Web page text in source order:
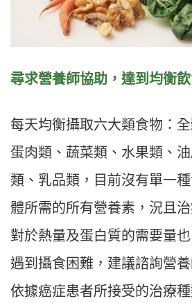
尋求營養師協助，達到均衡
每天均衡攝取六大類食物：
蛋肉類、蔬菜類、水果類、
類、乳品類，目前沒有單一
體所需的所有營養素，況且
對於熱量及蛋白質的需要量
遇到攝食困難，建議諮詢營
依據癌症患者所接受的治療